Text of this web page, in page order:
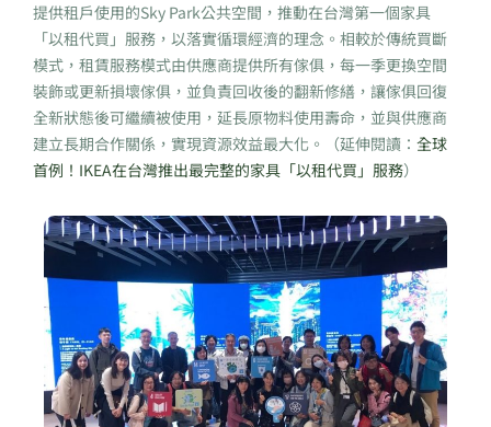
提供租戶使用的Sky Park公共空間，推動在台灣第一個家具
「以租代買」服務，以落實循環經濟的理念。相較於傳統買斷
模式，租賃服務模式由供應商提供所有傢俱，每一季更換空間
裝飾或更新損壞傢俱，並負責回收後的翻新修繕，讓傢俱回復
全新狀態後可繼續被使用，延長原物料使用壽命，並與供應商
建立長期合作關係，實現資源效益最大化。（延伸閱讀： 全球
首例！IKEA在台灣推出最完整的家具「以租代買」服務）